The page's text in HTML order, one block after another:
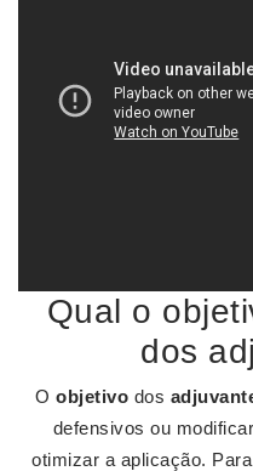
Qual o
dos
Oobjetivo dos
defensivos ou
otimizar a aplicação.